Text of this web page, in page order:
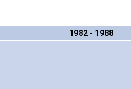
1982 - 1988